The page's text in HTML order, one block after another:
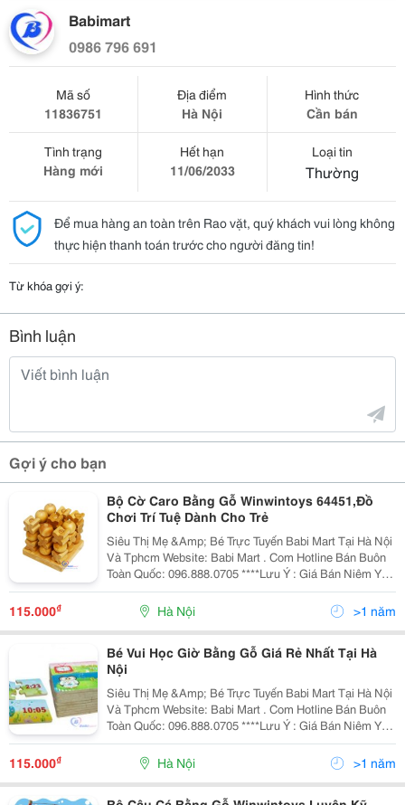
Babimart
0986 796 691
Mã số
11836751
Địa điểm
Hà Nội
Hình thức
Cần bán
Tình trạng
Hàng mới
Hết hạn
11/06/2033
Loại tin
Thường
Để mua hàng an toàn trên Rao vặt, quý khách vui lòng không
thực hiện thanh toán trước cho người đăng tin!
Từ khóa gợi ý:
Bình luận
Gợi ý cho bạn
Bộ Cờ Caro Bằng Gỗ Winwintoys 64451,Đồ
Chơi Trí Tuệ Dành Cho Trẻ
Siêu Thị Mẹ &Amp; Bé Trực Tuyến Babi Mart Tại Hà Nội
Và Tphcm Website: Babi Mart . Com Hotline Bán Buôn
Toàn Quốc: 096.888.0705 ****Lưu Ý : Giá Bán Niêm Yết
Là Giá Bán Tại Hà Nội, Giá Tại Hồ Chí Minh Có Thể Cao
Hoặc Thấp Hơn Giá Bán Tại
115.000₫ Hà Nội >1 năm
Bé Vui Học Giờ Bằng Gỗ Giá Rẻ Nhất Tại Hà
Nội
Siêu Thị Mẹ &Amp; Bé Trực Tuyến Babi Mart Tại Hà Nội
Và Tphcm Website: Babi Mart . Com Hotline Bán Buôn
Toàn Quốc: 096.888.0705 ****Lưu Ý : Giá Bán Niêm Yết
Là Giá Bán Tại Hà Nội, Giá Tại Hồ Chí Minh Có Thể Cao
Hoặc Thấp Hơn Giá Bán Tại
115.000₫ Hà Nội >1 năm